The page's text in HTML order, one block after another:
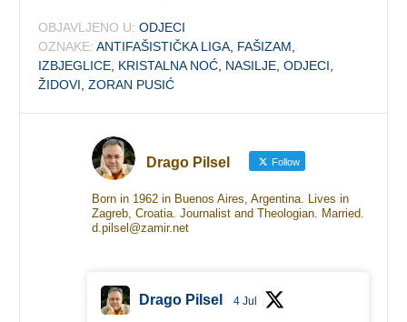
OBJAVLJENO U: ODJECI
OZNAKE: ANTIFAŠISTIČKA LIGA FAŠIZAM
IZBJEGLICE KRISTALNA NOĆ NASILJE ,ODJECI
ŽIDOVI ,ZORAN PUSIĆ
Drago Pilsel Follow
Born in 1962 in Buenos Aires, Argentina. Lives in
Zagreb, Croatia. Journalist and Theologian. Married.
d.pilsel@zamir.net
Drago Pilsel 4 Jul